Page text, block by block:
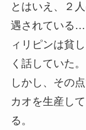
とはいえ、２
遇されている…
ィリピンは貧
く話していた。
しかし、その
カオを生産し
る。